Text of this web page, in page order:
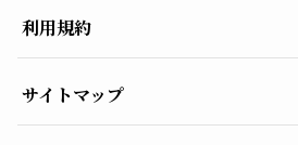
利用規約
サイトマップ